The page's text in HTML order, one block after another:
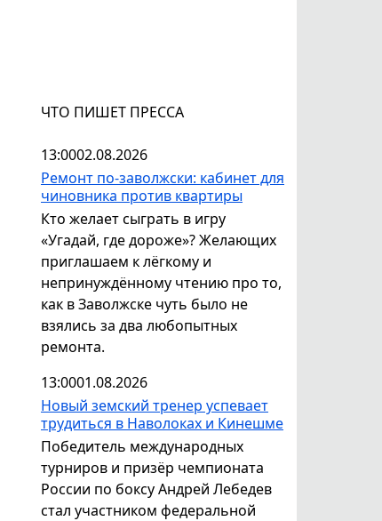
ЧТО ПИШЕТ ПРЕССА
13:0002.08.2026
Ремонт по-заволжски: кабинет для
чиновника против квартиры
Кто желает сыграть в игру
«Угадай, где дороже»? Желающих
приглашаем к лёгкому и
непринуждённому чтению про то,
как в Заволжске чуть было не
взялись за два любопытных
ремонта.
13:0001.08.2026
Новый земский тренер успевает
трудиться в Наволоках и Кинешме
Победитель международных
турниров и призёр чемпионата
России по боксу Андрей Лебедев
стал участником федеральной